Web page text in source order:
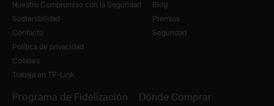
Nuestro Compromiso con la Seguridad
Sostenibilidad
Contacto
Política de privacidad
Cookies
Trabaja en TP-Link
Blog
Premios
Seguridad
Programa de Fidelización Dónde Comprar